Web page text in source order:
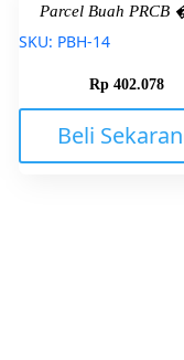
Parcel Buah PRCB
SKU: PBH-14
Rp402.078
Beli